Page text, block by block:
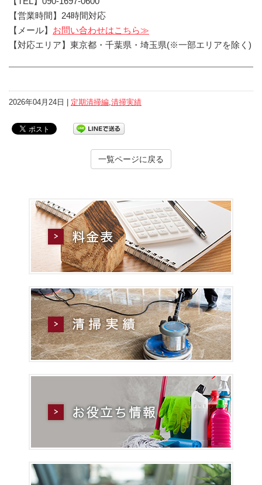
【営業時間】24時間対応
【メール】 お問い合わせはこちら≫
【対応エリア】東京都・千葉県・埼玉県(※一部エリアを除く)
2026年04月24日 | 定期清掃編 清掃実績
一覧ページに戻る